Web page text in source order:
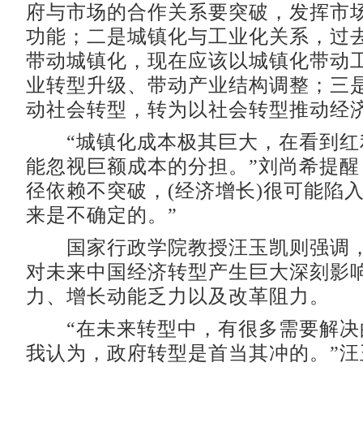
府与市场的合作关系要突破，发挥市
功能；二是城镇化与工业化关系，过
带动城镇化，现在应该以城镇化带动
业转型升级、带动产业结构调整；三
动社会转型，转为以社会转型推动经
“城镇化成本极其巨大，在看到红
能忽视巨额成本的分担。”刘尚希提
径依赖不突破，(经济增长)很可能陷
来是不确定的。”
国家行政学院教授汪玉凯则强调
对未来中国经济转型产生巨大深刻影
力、增长动能乏力以及改革阻力。
“在未来转型中，有很多需要解决
我认为，政府转型是首当其冲的。”